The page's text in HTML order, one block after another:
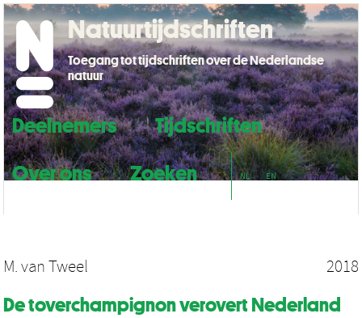
Deelnemers
Tijdschriften
Over ons
Zoeken NL EN
Natuurtijdschriften
Toegang tot tijdschriften over de Nederlandse
natuur
M. van Tweel 2018
De toverchampignon verovert Nederland